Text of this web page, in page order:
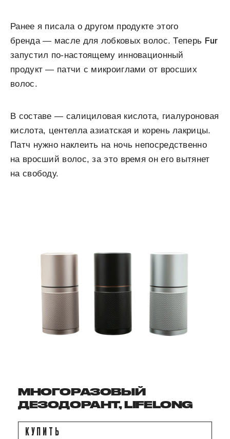
Ранее я писала о другом продукте этого
бренда — масле для лобковых волос. Теперь Fur
запустил по-настоящему инновационный
продукт — патчи с микроиглами от вросших
волос.
В составе — салициловая кислота, гиалуроновая
кислота, центелла азиатская и корень лакрицы.
Патч нужно наклеить на ночь непосредственно
на вросший волос, за это время он его вытянет
на свободу.
МНОГОРАЗОВЫЙ
ДЕЗОДОРАНТ, LIFELONG
КУПИТЬ